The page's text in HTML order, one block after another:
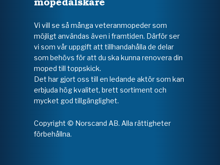
Vi vill se så många veteranmopeder som
möjligt användas även i framtiden. Därför ser
vi som vår uppgift att tillhandahålla de delar
som behövs för att du ska kunna renovera din
moped till toppskick.
Det har gjort oss till en ledande aktör som kan
erbjuda hög kvalitet, brett sortiment och
mycket god tillgänglighet.
Copyright © Norscand AB. Alla rättigheter
förbehållna.